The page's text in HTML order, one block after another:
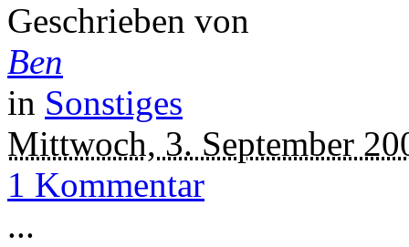
Geschrieben von
Ben
in Sonstiges
Mittwoch, 3. September
1 Kommentar
...